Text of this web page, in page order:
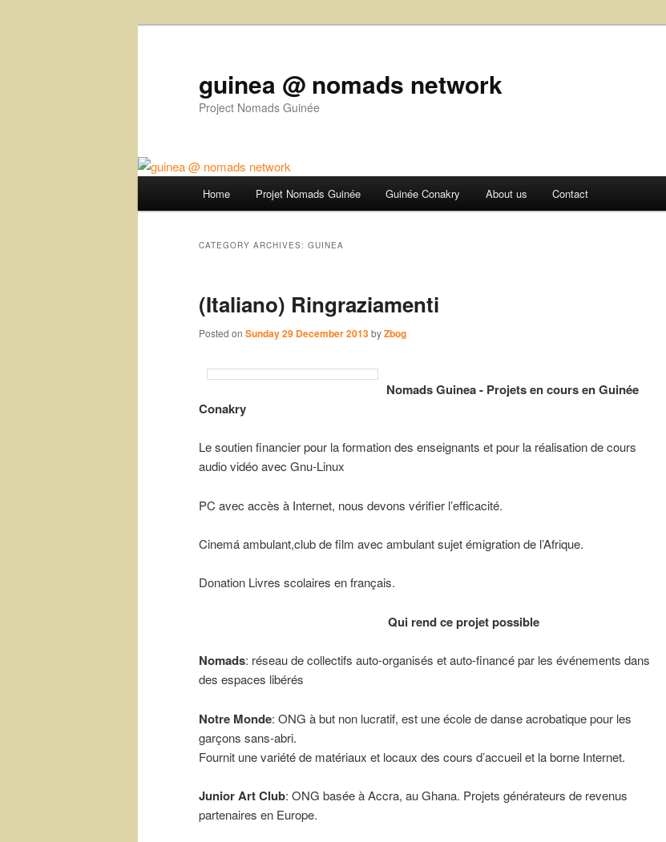
guinea @ nomads network
Project Nomads Guinée
Skip to primary content
Skip to secondary content
Home Projet Nomads Guinée Guinée Conakry About us Contact
CATEGORY ARCHIVES: GUINEA
(Italiano) Ringraziamenti
Posted on Sunday 29 December 2013byZbog
Nomads Guinea - Projets en cours en Guinée
Conakry
Le soutien financier pour la formation des enseignants et pour la réalisation de cours
audio vidéo avec Gnu-Linux
PC avec accès à Internet, nous devons vérifier l’efficacité.
Cinemá ambulant,club de film avec ambulant sujet émigration de l’Afrique.
Donation Livres scolaires en français.
Qui rend ce projet possible
Nomads: réseau de collectifs auto-organisés et auto-financé par les événements dans
des espaces libérés
Notre Monde: ONG à but non lucratif, est une école de danse acrobatique pour les
garçons sans-abri.
Fournit une variété de matériaux et locaux des cours d’accueil et la borne Internet.
Junior Art Club: ONG basée à Accra, au Ghana. Projets générateurs de revenus
partenaires en Europe.